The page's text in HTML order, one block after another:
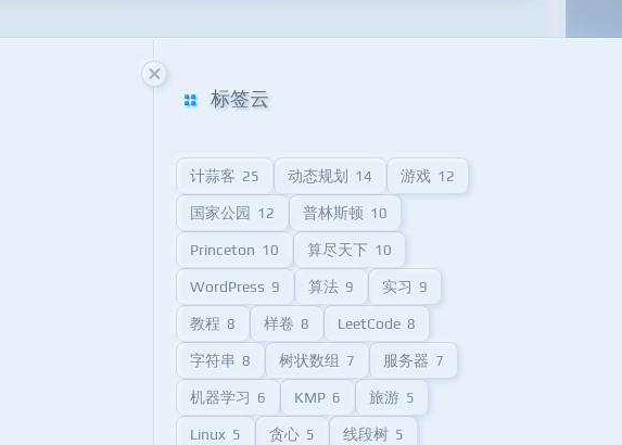
标签云
计蒜客 25 动态规划 14 游戏 12
国家公园 12 普林斯顿 10
Princeton 10 算尽天下 10
WordPress 9 算法 9 实习 9
教程 8 样卷 8 LeetCode 8
字符串 8 树状数组 7 服务器 7
机器学习 6 KMP 6 旅游 5
Linux 5 贪心 5 线段树 5